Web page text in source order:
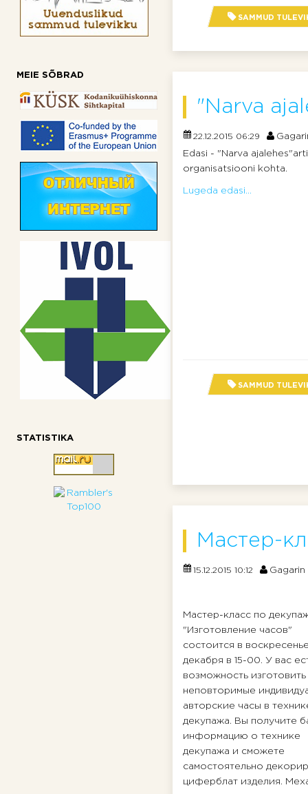
MEIE SÕBRAD
STATISTIKA
SAMMUD
"Narva
22.12.2015 06:29
Edasi - "Narva
organisatsiooni kohta.
Lugeda edasi...
SAMMUD
Мастер-
15.12.2015 10:12 Gagarin
Мастер-класс по
"Изготовление часов"
состоится в
декабря в 15-00. У вас
возможность изготовить
неповторимые
авторские часы в
декупажа. Вы получите
информацию о технике
декупажа и сможете
самостоятельно
циферблат изделия.